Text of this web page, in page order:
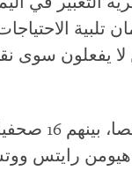
لا يفعلون سوى
أجرت هيومن رايتس
أيار 2025. كما راجعت هيومن